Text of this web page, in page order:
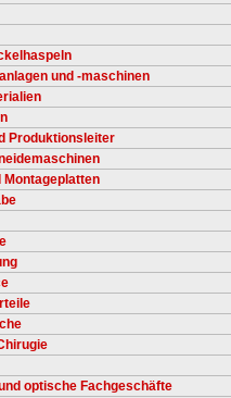
und -maschinen
Produktionsleiter
Montageplatten
optische Fachgeschäfte